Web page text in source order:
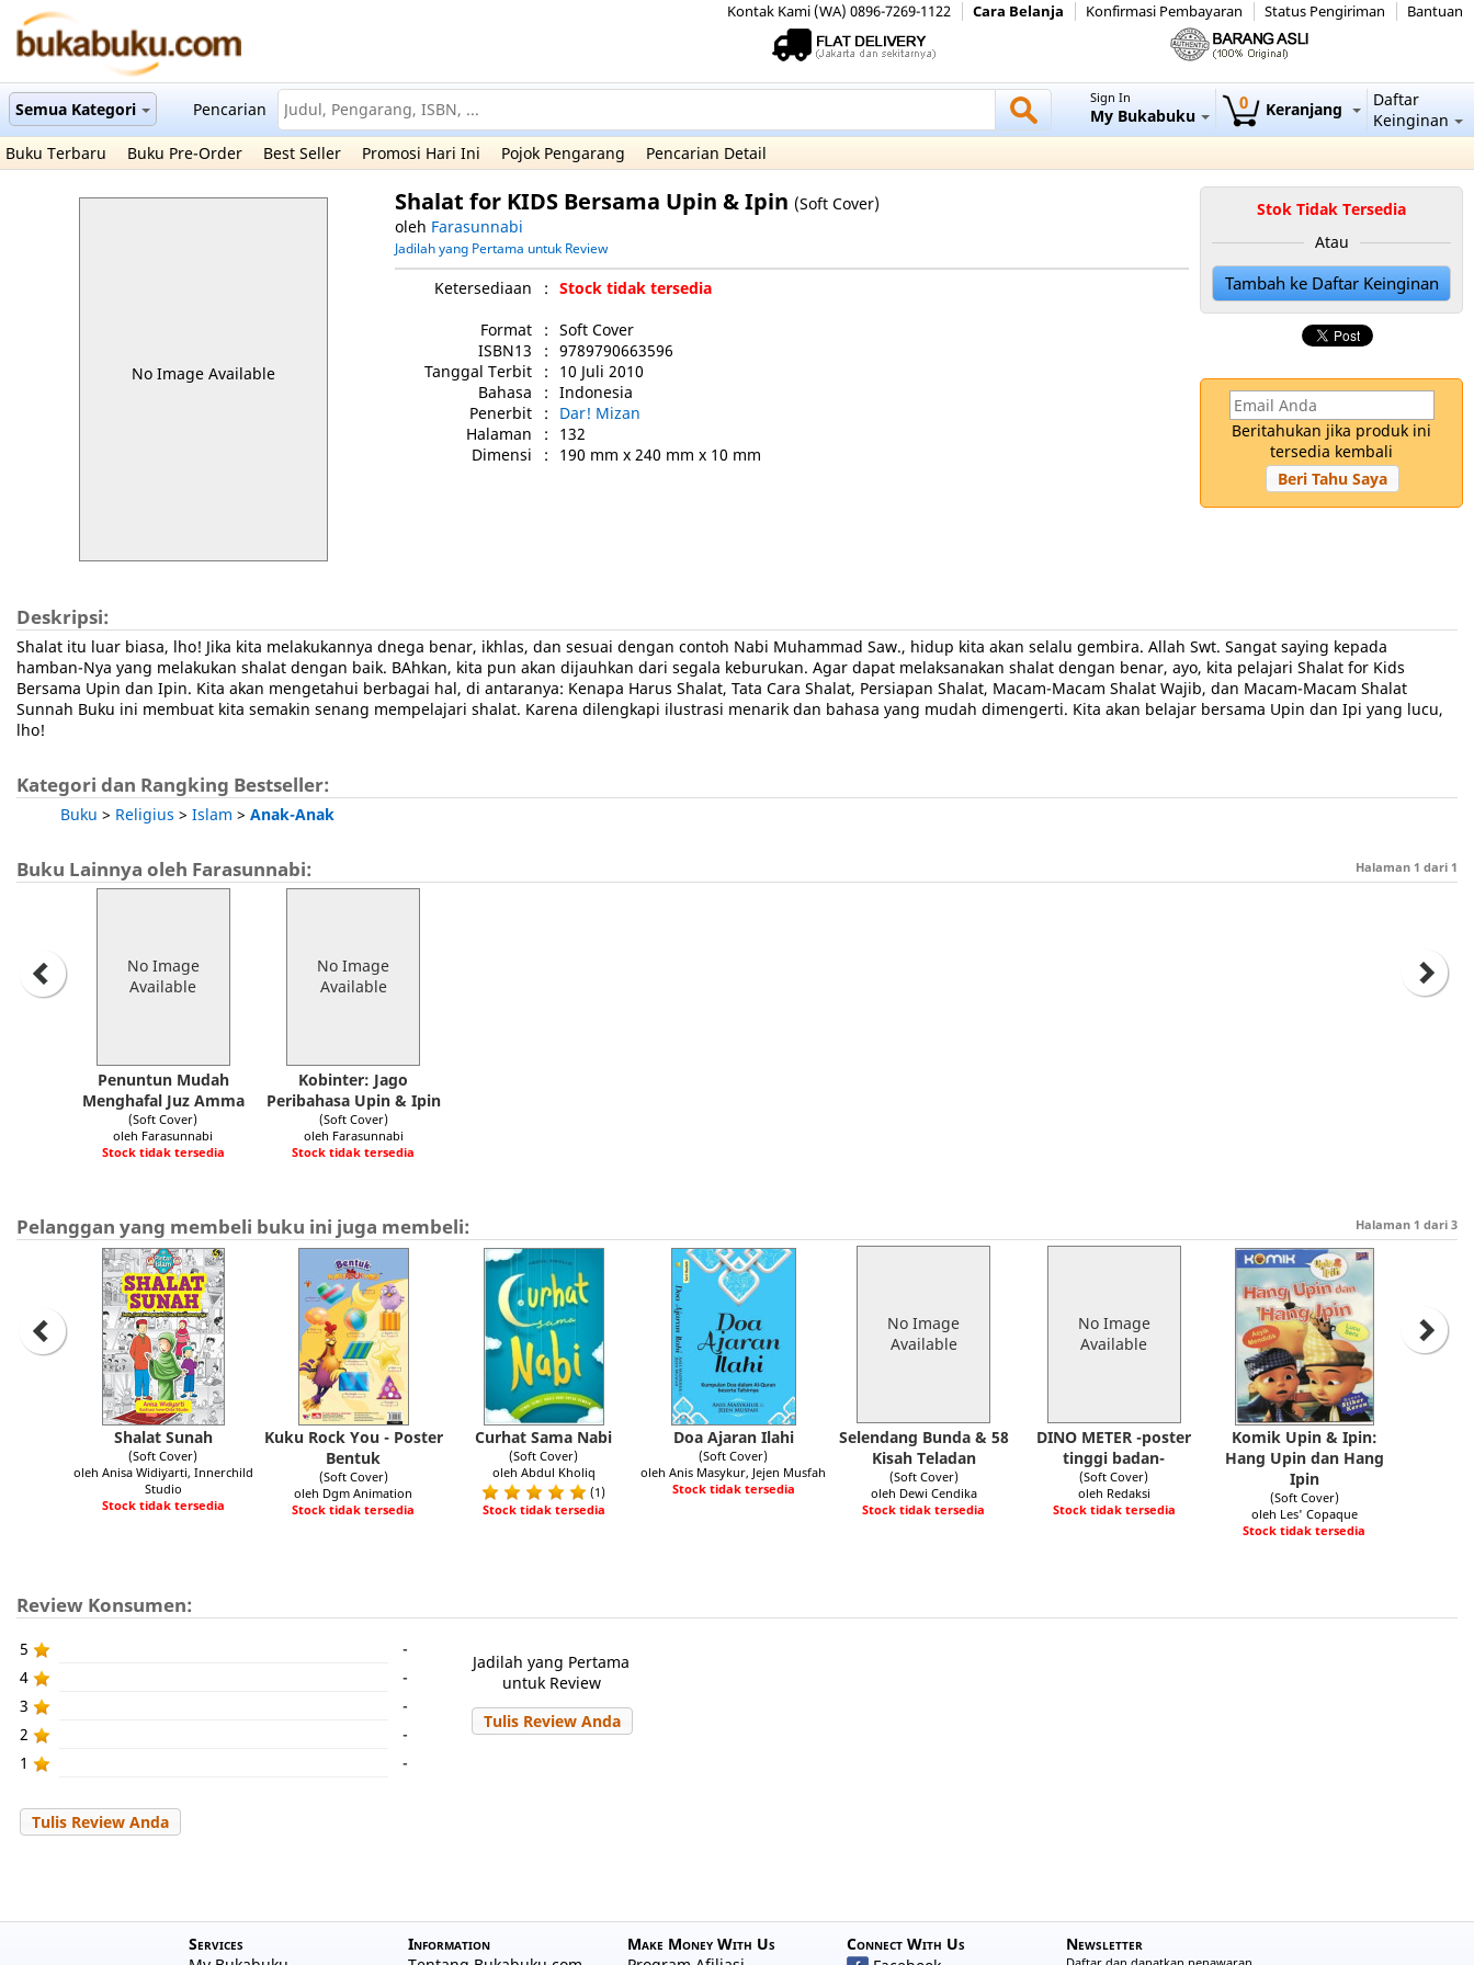
Kontak Kami (WA) 0896-7269-1122 Cara Belanja Konfirmasi Pembayaran Status Pengiriman Bantuan
Semua Kategori
Daftar
Keinginan
Pencarian 0 Keranjang
Sign In
My Bukabuku
Buku Terbaru
Buku Pre-Order Best Seller Promosi Hari Ini Pojok Pengarang Pencarian Detail
No Image Available
Stok Tidak Tersedia
Atau
Tambah ke Daftar Keinginan
Beritahukan jika produk ini
tersedia kembali
Beri Tahu Saya
Shalat for KIDS Bersama Upin & Ipin (Soft Cover)
oleh Farasunnabi
Jadilah yang Pertama untuk Review
Ketersediaan : Stock tidak tersedia
Format
: Soft Cover
ISBN13
: 9789790663596
Tanggal Terbit
:
10 Juli 2010
Bahasa
: Indonesia
Penerbit
:
Dar! Mizan
Halaman
:
132
Dimensi
: 190 mm x 240 mm x 10 mm
Deskripsi:
Shalat itu luar biasa, lho! Jika kita melakukannya dnega benar, ikhlas, dan sesuai dengan contoh Nabi Muhammad Saw., hidup kita akan selalu gembira. Allah Swt. Sangat saying kepada
hamban-Nya yang melakukan shalat dengan baik. BAhkan, kita pun akan dijauhkan dari segala keburukan. Agar dapat melaksanakan shalat dengan benar, ayo, kita pelajari Shalat for Kids
Bersama Upin dan Ipin. Kita akan mengetahui berbagai hal, di antaranya: Kenapa Harus Shalat, Tata Cara Shalat, Persiapan Shalat, Macam-Macam Shalat Wajib, dan Macam-Macam Shalat
Sunnah Buku ini membuat kita semakin senang mempelajari shalat. Karena dilengkapi ilustrasi menarik dan bahasa yang mudah dimengerti. Kita akan belajar bersama Upin dan Ipi yang lucu,
lho!
Kategori dan Rangking Bestseller:
Buku > Religius > Islam > Anak-Anak
Buku Lainnya oleh Farasunnabi: Halaman 1 dari 1
No Image
Available
Penuntun Mudah
Menghafal Juz Amma
(Soft Cover)
oleh Farasunnabi
Stock tidak tersedia
No Image
Available
Kobinter: Jago
Peribahasa Upin & Ipin
(Soft Cover)
oleh Farasunnabi
Stock tidak tersedia
Pelanggan yang membeli buku ini juga membeli: Halaman 1 dari 3
Shalat Sunah
(Soft Cover)
oleh Anisa Widiyarti, Innerchild
Studio
Stock tidak tersedia
Kuku Rock You - Poster
Bentuk
(Soft Cover)
oleh Dgm Animation
Stock tidak tersedia
Curhat Sama Nabi
(Soft Cover)
oleh Abdul Kholiq
(1)
Stock tidak tersedia
Doa Ajaran Ilahi
(Soft Cover)
oleh Anis Masykur, Jejen Musfah
Stock tidak tersedia
No Image
Available
Selendang Bunda & 58
Kisah Teladan
(Soft Cover)
oleh Dewi Cendika
Stock tidak tersedia
No Image
Available
DINO METER -poster
tinggi badan-
(Soft Cover)
oleh Redaksi
Stock tidak tersedia
Komik Upin & Ipin:
Hang Upin dan Hang
Ipin
(Soft Cover)
oleh Les' Copaque
Stock tidak tersedia
Review Konsumen:
5
-
4
-
3
-
2
-
1
-
Jadilah yang Pertama
untuk Review
Tulis Review Anda
Tulis Review Anda
Services
Information
Make Money With Us
Connect With Us
Newsletter